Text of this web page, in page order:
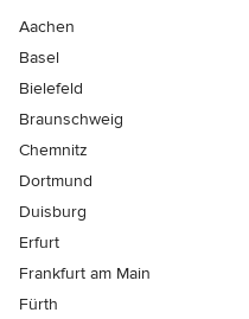
Aachen
Basel
Bielefeld
Braunschweig
Chemnitz
Dortmund
Duisburg
Erfurt
Frankfurt am Main
Fürth